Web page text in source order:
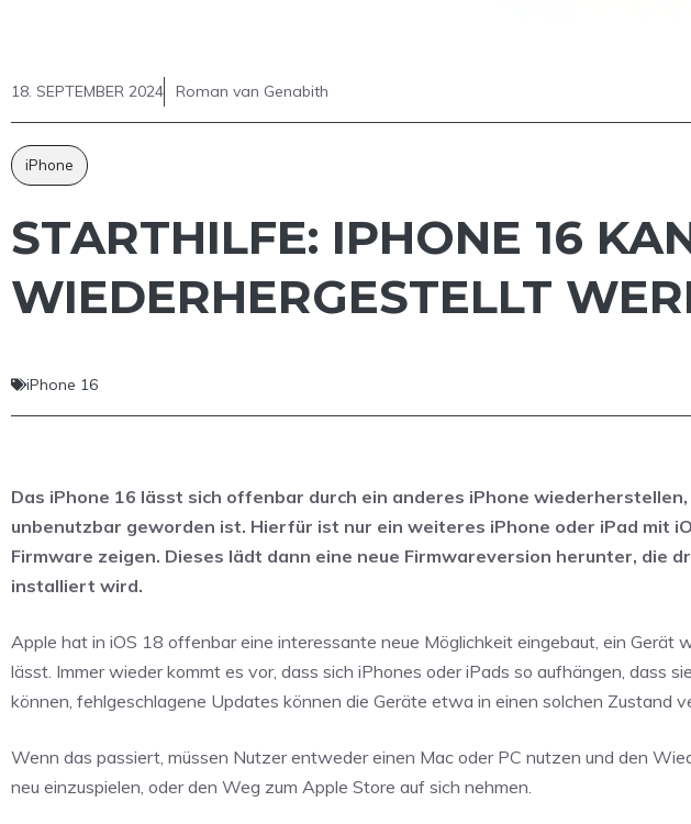
18. SEPTEMBER 2024 Roman van Genabith
iPhone
STARTHILFE: IPHONE 16
WIEDERHERGESTELLT
iPhone 16
Das iPhone 16 lässt sich offenbar durch ein anderes iPhone
unbenutzbar geworden ist. Hierfür ist nur ein weiteres iPhone oder iPad mit
Firmware zeigen. Dieses lädt dann eine neue Firmwareversion herunter, die
installiert wird.
Apple hat in iOS 18 offenbar eine interessante neue Möglichkeit eingebaut, ein Gerät
lässt. Immer wieder kommt es vor, dass sich iPhones oder iPads so aufhängen, dass
können, fehlgeschlagene Updates können die Geräte etwa in einen solchen Zustand
Wenn das passiert, müssen Nutzer entweder einen Mac oder PC nutzen und den
neu einzuspielen, oder den Weg zum Apple Store auf sich nehmen.